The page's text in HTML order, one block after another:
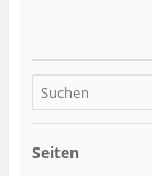
Seiten